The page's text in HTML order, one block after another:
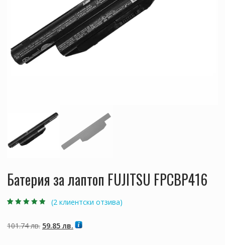
Батерия за лаптоп FUJITSU FPCBP416
базирано на
потребителски
(2 клиентски отзива)
101.74лв. Original
59.85 лв.Текущата